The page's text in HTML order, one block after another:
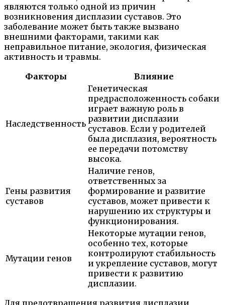
являются только одной из причин
возникновения дисплазии суставов. Это
заболевание может быть также вызвано
внешними факторами, такими как
неправильное питание, экология, физическая
активность и травмы.
Факторы
Влияние
Наследственность
Генетическая
предрасположенность собаки
играет важную роль в
развитии дисплазии
суставов. Если у родителей
была дисплазия, вероятность
ее передачи потомству
высока.
Гены развития
суставов
Наличие генов,
ответственных за
формирование и развитие
суставов, может привести к
нарушению их структуры и
функционирования.
Мутации генов
Некоторые мутации генов,
особенно тех, которые
контролируют стабильность
и укрепление суставов, могут
привести к развитию
дисплазии.
Для предотвращения развития дисплазии